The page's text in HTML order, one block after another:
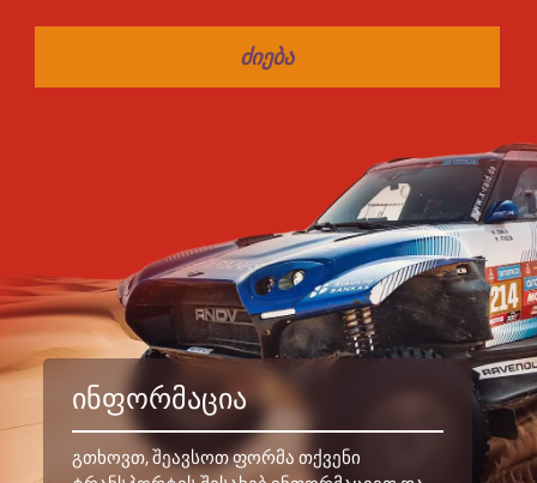
ᲫᲘᲔᲑᲐ
ᲘᲜᲤᲝᲠᲛᲐᲪᲘᲐ
გთხოვთ, შეავსოთ ფორმა თქვენი